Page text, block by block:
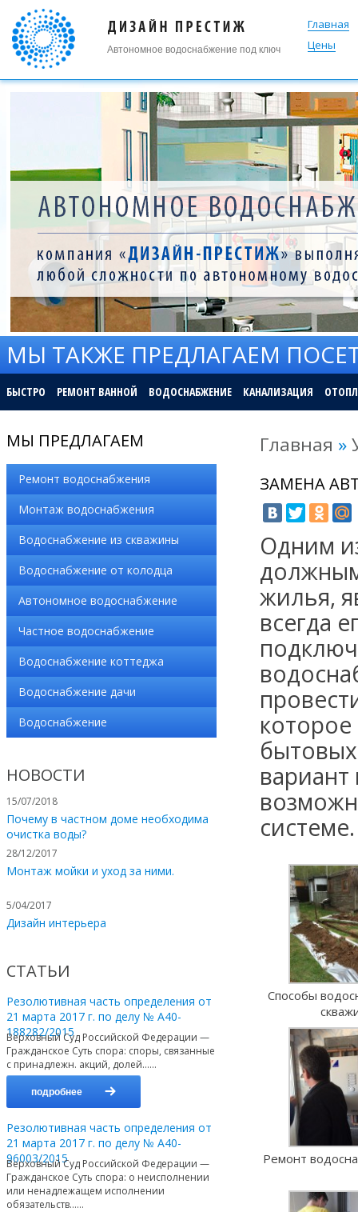
Автономное водоснабжение под ключ
Главная
Цены
МЫ ТАКЖЕ ПРЕДЛАГАЕМ
БЫСТРО РЕМОНТ ВАННОЙ ВОДОСНАБЖЕНИЕ КАНАЛИЗАЦИЯ
МЫ ПРЕДЛАГАЕМ
Ремонт водоснабжения
Монтаж водоснабжения
Водоснабжение из скважины
Водоснабжение от колодца
Автономное водоснабжение
Частное водоснабжение
Водоснабжение коттеджа
Водоснабжение дачи
Водоснабжение
НОВОСТИ
15/07/2018
Почему в частном доме необходима
очистка воды?
28/12/2017
Монтаж мойки и уход за ними.
5/04/2017
Дизайн интерьера
СТАТЬИ
Резолютивная часть определения от
21 марта 2017 г. по делу № А40-
188282/2015
Верховный Суд Российской Федерации —
Гражданское Суть спора: споры, связанные
с принадлежн. акций, долей…...
подробнее
Резолютивная часть определения от
21 марта 2017 г. по делу № А40-
96003/2015
Верховный Суд Российской Федерации —
Гражданское Суть спора: о неисполнении
или ненадлежащем исполнении
обязательств…...
Главная »
ЗАМЕНА
Одним
жилья,
всегда
системе.
Способы
Ремонт